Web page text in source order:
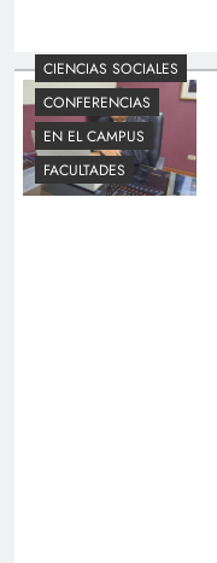
CIENCIAS SOCIALES
CONFERENCIAS
EN EL CAMPUS
FACULTADES